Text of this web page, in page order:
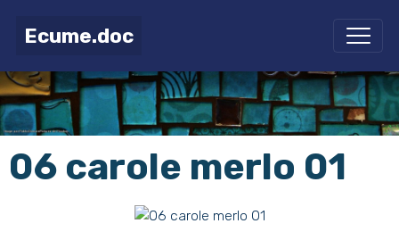
Ecume.doc
06 carole merlo 01